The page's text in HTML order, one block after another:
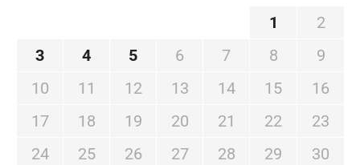
1
2
3
4 5 6 7 8
9
10
11 12 13 14 15
16
17
18 19 20 21 22
23
24
25 26 27 28 29
30